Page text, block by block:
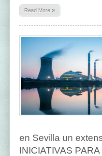
Read More »
en Sevilla un
INICIATIVAS